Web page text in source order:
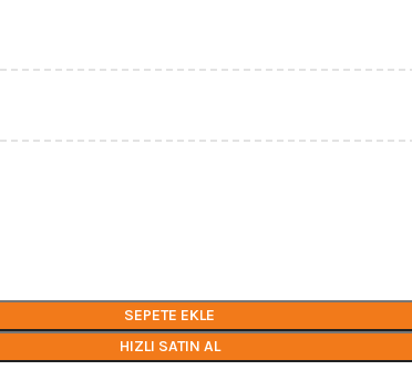
SEPETE EKLE
HIZLI SATIN AL